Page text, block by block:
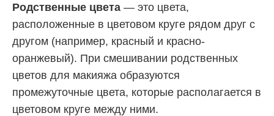
Родственные цвета — это цвета,
расположенные в цветовом круге рядом друг с
другом (например, красный и красно-
оранжевый). При смешивании родственных
цветов для макияжа образуются
промежуточные цвета, которые располагается в
цветовом круге между ними.